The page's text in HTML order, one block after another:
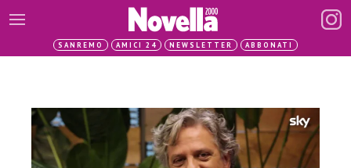
SANREMO AMICI 24 NEWSLETTER ABBONATI